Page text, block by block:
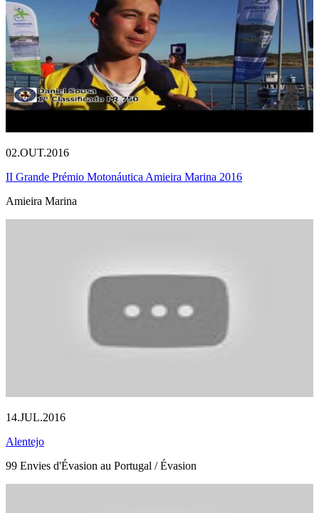
02.OUT.2016
II Grande Prémio Motonáutica Amieira Marina 2016
Amieira Marina
14.JUL.2016
Alentejo
99 Envies d'Évasion au Portugal / Évasion